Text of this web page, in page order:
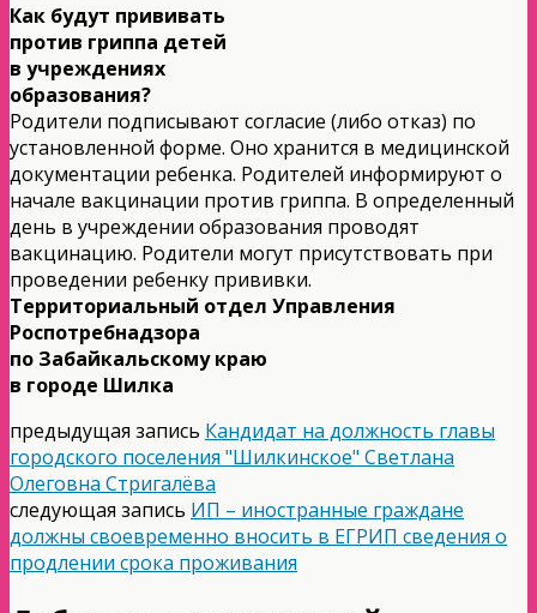
Как будут прививать
против гриппа детей
в учреждениях
образования?
Родители подписывают согласие (либо отказ) по
установленной форме. Оно хранится в медицинской
документации ребенка. Родителей информируют о
начале вакцинации против гриппа. В определенный
день в учреждении образования проводят
вакцинацию. Родители могут присутствовать при
проведении ребенку прививки.
Территориальный отдел Управления
Роспотребнадзора
по Забайкальскому краю
в городе Шилка
предыдущая запись Кандидат на должность главы
городского поселения "Шилкинское" Светлана
Олеговна Стригалёва
следующая запись ИП – иностранные граждане
должны своевременно вносить в ЕГРИП сведения о
продлении срока проживания